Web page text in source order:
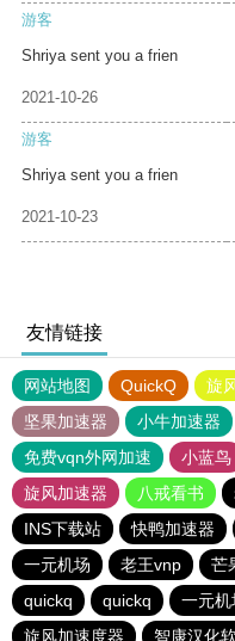
游客
Shriya sent you a frien
2021-10-26
游客
Shriya sent you a frien
2021-10-23
友情链接
网站地图 QuickQ 旋
坚果加速器
小牛加速器
免费vqn外网加速
小蓝鸟
旋风加速器
八戒看书
INS下载站
快鸭加速器
一元机场
老王vnp 芒
quickq
quickq 一元机
旋风加速度器
智康汉化